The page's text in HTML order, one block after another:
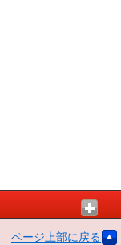
ページ上部に戻る